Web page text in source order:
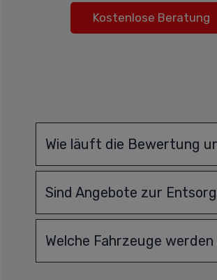
Kostenlose Beratung
Wie läuft die Bewertung
Sind Angebote zur
Welche Fahrzeuge